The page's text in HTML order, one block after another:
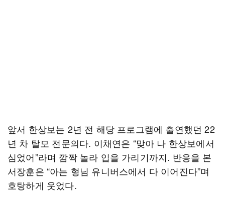
앞서 한상보는 2년 전 해당 프로그램에 출연했던 22
년 차 탈모 전문의다. 이채연은 “맞아 나 한상보에서
심었어”라며 깜짝 놀라 입을 가리기까지. 반응을 본
서장훈은 “아는 형님 유니버스에서 다 이어진다”며
호탕하게 웃었다.